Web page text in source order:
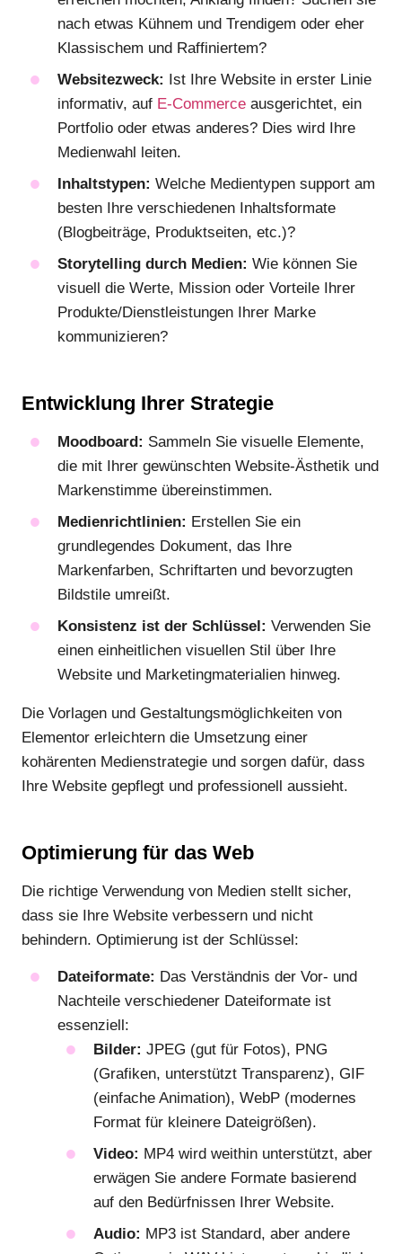
nach etwas Kühnem und Trendigem oder eher
Klassischem und Raffiniertem?
Websitezweck: Ist Ihre Website in erster Linie
informativ, auf E-Commerce ausgerichtet, ein
Portfolio oder etwas anderes? Dies wird Ihre
Medienwahl leiten.
Inhaltstypen: Welche Medientypen support am
besten Ihre verschiedenen Inhaltsformate
(Blogbeiträge, Produktseiten, etc.)?
Storytelling durch Medien: Wie können Sie
visuell die Werte, Mission oder Vorteile Ihrer
Produkte/Dienstleistungen Ihrer Marke
kommunizieren?
Entwicklung Ihrer Strategie
Moodboard: Sammeln Sie visuelle Elemente,
die mit Ihrer gewünschten Website-Ästhetik und
Markenstimme übereinstimmen.
Medienrichtlinien: Erstellen Sie ein
grundlegendes Dokument, das Ihre
Markenfarben, Schriftarten und bevorzugten
Bildstile umreißt.
Konsistenz ist der Schlüssel: Verwenden Sie
einen einheitlichen visuellen Stil über Ihre
Website und Marketingmaterialien hinweg.
Die Vorlagen und Gestaltungsmöglichkeiten von
Elementor erleichtern die Umsetzung einer
kohärenten Medienstrategie und sorgen dafür, dass
Ihre Website gepflegt und professionell aussieht.
Optimierung für das Web
Die richtige Verwendung von Medien stellt sicher,
dass sie Ihre Website verbessern und nicht
behindern. Optimierung ist der Schlüssel:
Dateiformate: Das Verständnis der Vor- und
Nachteile verschiedener Dateiformate ist
essenziell:
Bilder: JPEG (gut für Fotos), PNG
(Grafiken, unterstützt Transparenz), GIF
(einfache Animation), WebP (modernes
Format für kleinere Dateigrößen).
Video: MP4 wird weithin unterstützt, aber
erwägen Sie andere Formate basierend
auf den Bedürfnissen Ihrer Website.
Audio: MP3 ist Standard, aber andere